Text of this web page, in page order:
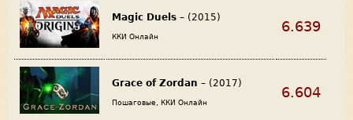
Magic Duels – (2015)
ККИ Онлайн
6.639
Grace of Zordan – (2017)
Пошаговые, ККИ Онлайн
6.604